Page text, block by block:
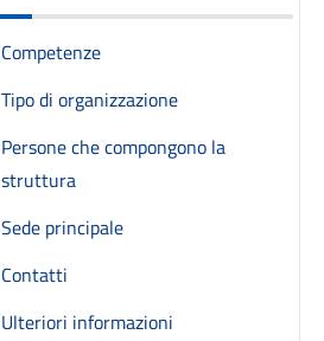
Competenze
Tipo di organizzazione
Persone che compongono la
struttura
Sede principale
Contatti
Ulteriori informazioni